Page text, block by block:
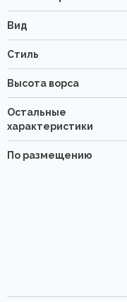
Вид
Стиль
Высота ворса
Остальные
характеристики
По размещению